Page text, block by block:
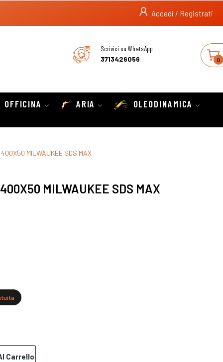
Accedi / Registrati
0
Scrivici su WhatsApp
3713426056
OFFICINA ARIA OLEODINAMICA
MILWAUKEE SDS MAX
MILWAUKEE SDS MAX
Carrello